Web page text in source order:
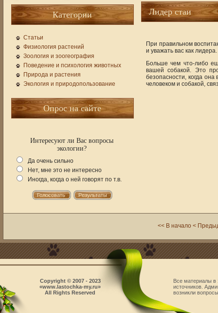
Категории
Статьи
Физиология растений
Зоология и зоогеография
Поведение и психология животных
Природа и растения
Экология и природопользование
Опрос на сайте
Интересуют ли Вас вопросы
экологии?
Да очень сильно
Нет, мне это не интересно
Иногда, когда о ней говорят по т.в.
Лидеp стаи
При правильном
и уважать вас как
Больше чем что-либо
вашей собакой. Это
безопасности, когда
человеком и собакой,
<< В начало <
Все материалы в
источников.
возникли
Copyright © 2007 - 2023
«www.lastochka-my.ru»
All Rights Reserved